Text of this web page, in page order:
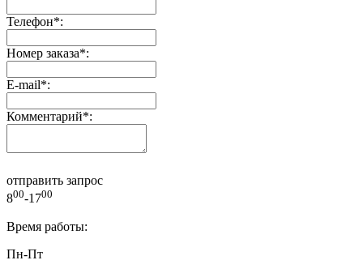
Телефон*:
Номер заказа*:
E-mail*:
Комментарий*:
отправить запрос
800-1700
Время работы:
Пн-Пт